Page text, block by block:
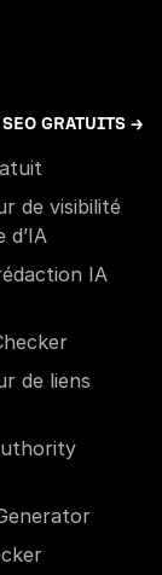
GRATUITS →
de visibilité
d’IA
IA
de liens